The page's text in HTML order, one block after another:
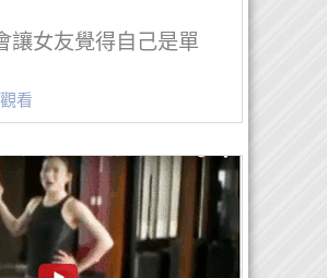
讓女友覺得自己是單
觀看